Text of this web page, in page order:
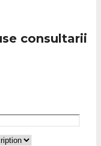
consultarii